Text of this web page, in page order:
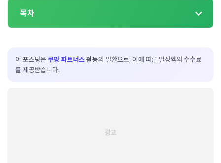
목차
이 포스팅은 쿠팡 파트너스 활동의 일환으로, 이에 따른 일정액의 수수료
를 제공받습니다.